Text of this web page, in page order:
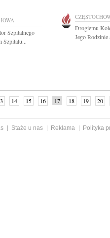
Szpitalnego
Szpitalu...
Drogiemu
Jego Rodzinie
14 15 16 17 18 19
20
Staże u nas Reklama
Polityka